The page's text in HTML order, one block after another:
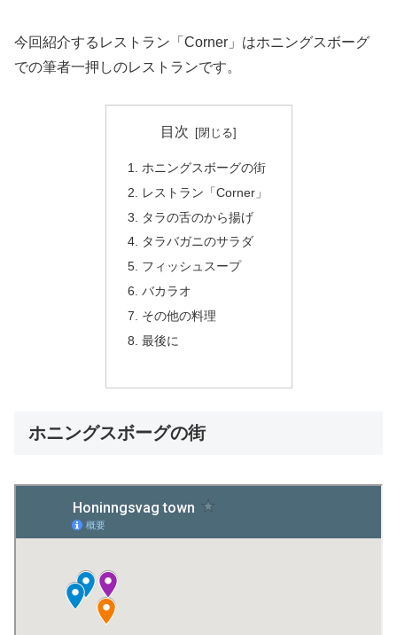
今回紹介するレストラン「Corner」はホニングスボーグ
での筆者一押しのレストランです。
目次
ホニングスボーグの街
レストラン「Corner」
タラの舌のから揚げ
タラバガニのサラダ
フィッシュスープ
バカラオ
その他の料理
最後に
ホニングスボーグの街